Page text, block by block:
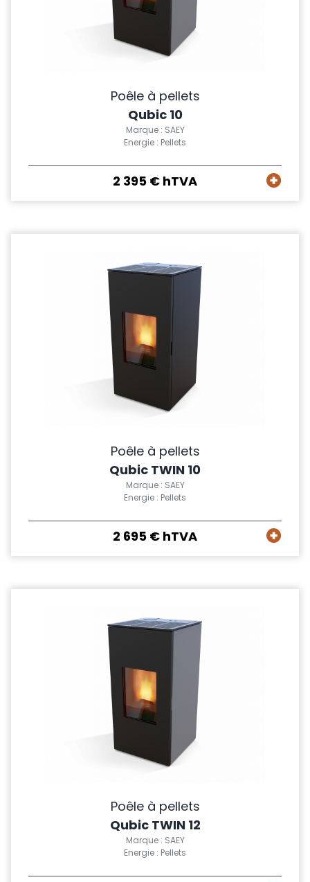
Poêle à pellets
Qubic 10
Marque : SAEY
Energie : Pellets
2 395 € hTVA
Poêle à pellets
Qubic TWIN 10
Marque : SAEY
Energie : Pellets
2 695 € hTVA
Poêle à pellets
Qubic TWIN 12
Marque : SAEY
Energie : Pellets